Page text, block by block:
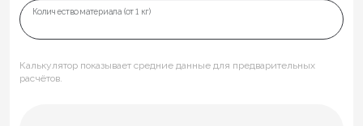
Количество материала (от 1 кг)
Калькулятор показывает средние данные для предварительных
расчётов.